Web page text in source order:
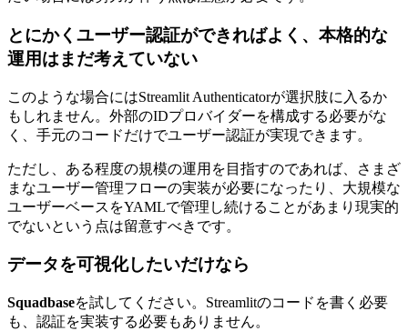
とにかくユーザー認証ができればよく、本格的な
運用はまだ考えていない
このような場合にはStreamlit Authenticatorが選択肢に入るか
もしれません。外部のIDプロバイダーを構成する必要がな
く、手元のコードだけでユーザー認証が実現できます。
ただし、ある程度の規模の運用を目指すのであれば、さまざ
まなユーザー管理フローの実装が必要になったり、大規模な
ユーザーベースをYAMLで管理し続けることがあまり現実的
でないという点は留意すべきです。
データを可視化したいだけなら
Squadbaseを試してください。Streamlitのコードを書く必要
も、認証を実装する必要もありません。